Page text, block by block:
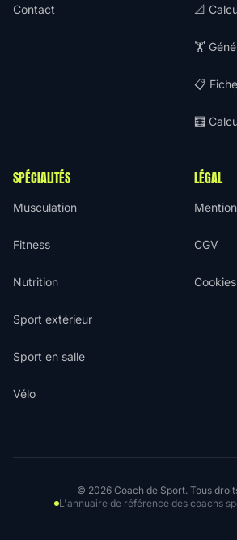
Contact 📐
🏋️
📋
🧮
SPÉCIALITÉS
Musculation
Fitness
Nutrition
Sport extérieur
Sport en salle
Vélo
LÉGAL
CGV
Cookies
© 2026 Coach de Sport. Tous
L'annuaire de référence des coachs